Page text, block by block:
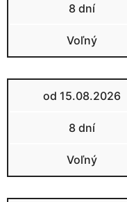
8 dní
Voľný
od 15.08.2026
8 dní
Voľný